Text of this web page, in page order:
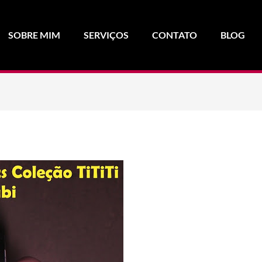
SOBRE MIM SERVIÇOS CONTATO BLOG